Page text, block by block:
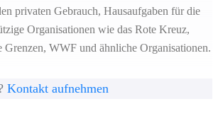
privaten Gebrauch, Hausaufgaben für die
Organisationen wie das Rote Kreuz,
WWF und ähnliche Organisationen.
Kontakt aufnehmen